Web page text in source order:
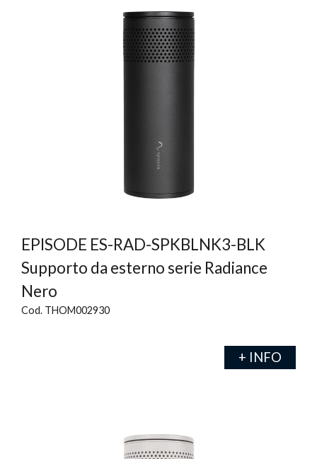
EPISODE ES-RAD-SPKBLNK3-BLK
Supporto da esterno serie Radiance
Nero
Cod. THOM002930
+ INFO